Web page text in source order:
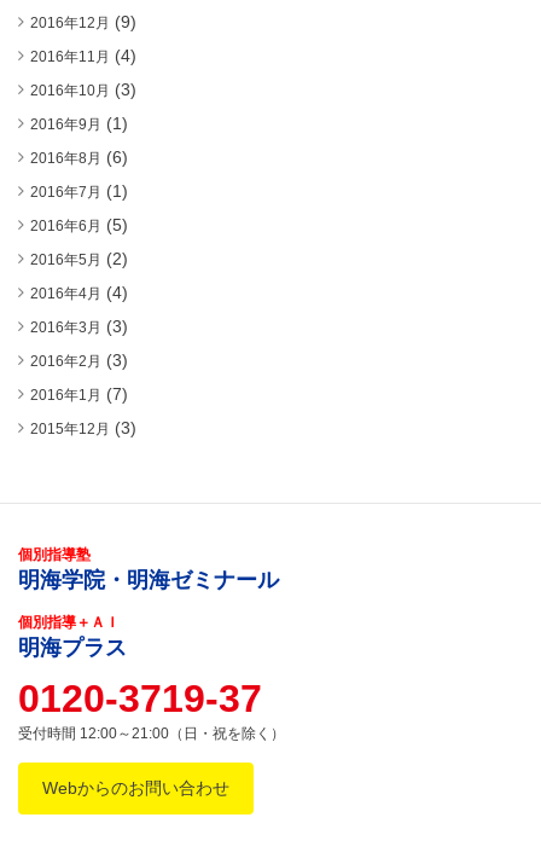
2016年12月 (9)
2016年11月 (4)
2016年10月 (3)
2016年9月 (1)
2016年8月 (6)
2016年7月 (1)
2016年6月 (5)
2016年5月 (2)
2016年4月 (4)
2016年3月 (3)
2016年2月 (3)
2016年1月 (7)
2015年12月 (3)
個別指導塾
明海学院・明海ゼミナール
個別指導＋ＡＩ
明海プラス
0120-3719-37
受付時間 12:00～21:00（日・祝を除く）
Webからのお問い合わせ